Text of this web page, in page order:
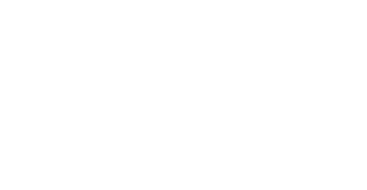
to browse this website, you accept that
can access our